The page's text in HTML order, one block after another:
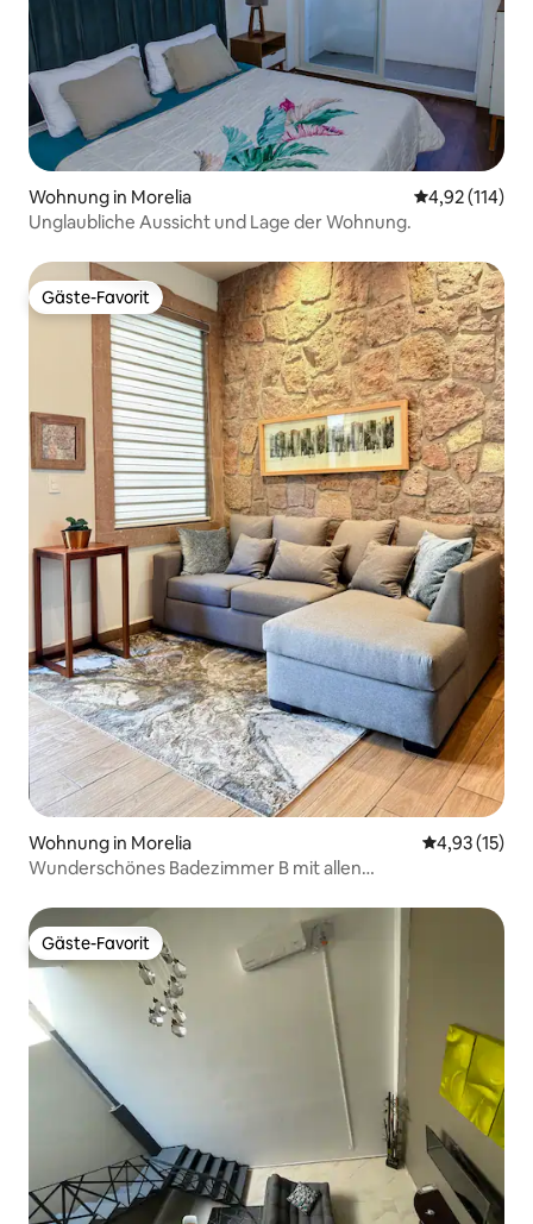
Wohnung in Morelia
4,92 (114)
Unglaubliche Aussicht und Lage der Wohnung.
Gäste-Favorit
Gäste-Favorit
Wohnung in Morelia
4,93 (15)
Wunderschönes Badezimmer B mit allen
Gäste-Favorit
Gäste-Favorit